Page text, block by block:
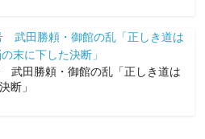
武田勝頼・御館の乱「正しき道は
断」